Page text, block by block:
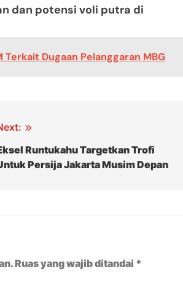
dan potensi voli putra di
Terkait Dugaan Pelanggaran MBG
Runtukahu Targetkan Trofi
Persija Jakarta Musim Depan
Ruas yang wajib ditandai *